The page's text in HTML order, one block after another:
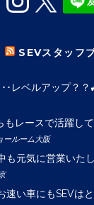
SEVスタッフ
･レベルアップ？？
レースで活躍し
ールーム大阪
も元気に営業いた
速い車にもSEVは